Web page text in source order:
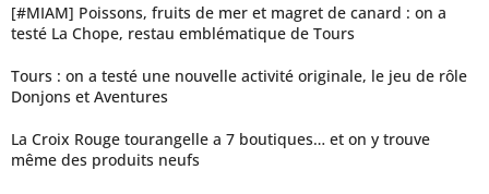
[#MIAM] Poissons, fruits de mer et magret de canard : on a
testé La Chope, restau emblématique de Tours
Tours : on a testé une nouvelle activité originale, le jeu de rôle
Donjons et Aventures
La Croix Rouge tourangelle a 7 boutiques… et on y trouve
même des produits neufs